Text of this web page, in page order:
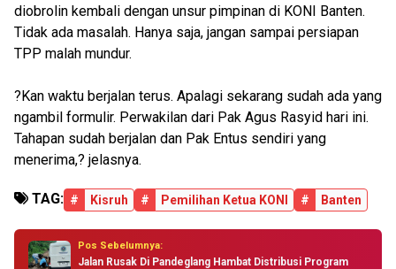
diobrolin kembali dengan unsur pimpinan di KONI Banten.
Tidak ada masalah. Hanya saja, jangan sampai persiapan
TPP malah mundur.
?Kan waktu berjalan terus. Apalagi sekarang sudah ada yang
ngambil formulir. Perwakilan dari Pak Agus Rasyid hari ini.
Tahapan sudah berjalan dan Pak Entus sendiri yang
menerima,? jelasnya.
TAG: # Kisruh # Pemilihan Ketua KONI # Banten
Pos Sebelumnya:
Jalan Rusak Di Pandeglang Hambat Distribusi Program